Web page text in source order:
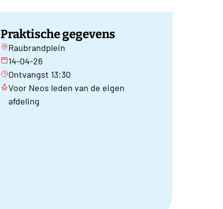
Praktische gegevens
Raubrandplein
14-04-26
Ontvangst 13:30
Voor Neos leden van de eigen
afdeling